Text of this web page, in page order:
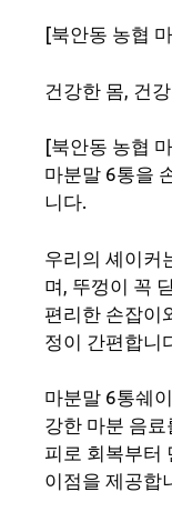
[북안동 농협
건강한 몸, 건
[북안동 농협
마분말 6통을
니다.
우리의 셰이커
며, 뚜껑이 꼭
편리한 손잡이
정이 간편합니
마분말 6통쉐
강한 마분 음
피로 회복부터
이점을 제공합